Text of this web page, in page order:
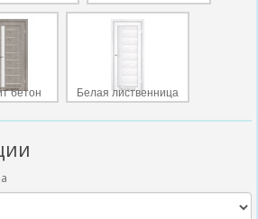
бетон Белая лиственница